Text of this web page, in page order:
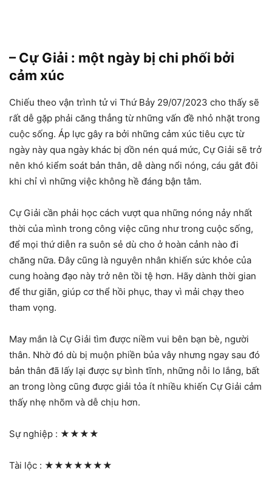
– Cự Giải : một ngày bị chi phối bởi
cảm xúc
Chiếu theo vận trình tử vi Thứ Bảy 29/07/2023 cho thấy sẽ
rất dễ gặp phải căng thẳng từ những vấn đề nhỏ nhặt trong
cuộc sống. Áp lực gây ra bởi những cảm xúc tiêu cực từ
ngày này qua ngày khác bị dồn nén quá mức, Cự Giải sẽ trở
nên khó kiểm soát bản thân, dễ dàng nổi nóng, cáu gắt đôi
khi chỉ vì những việc không hề đáng bận tâm.
Cự Giải cần phải học cách vượt qua những nóng nảy nhất
thời của mình trong công việc cũng như trong cuộc sống,
để mọi thứ diễn ra suôn sẻ dù cho ở hoàn cảnh nào đi
chăng nữa. Đây cũng là nguyên nhân khiến sức khỏe của
cung hoàng đạo này trở nên tồi tệ hơn. Hãy dành thời gian
để thư giãn, giúp cơ thể hồi phục, thay vì mải chạy theo
tham vọng.
May mắn là Cự Giải tìm được niềm vui bên bạn bè, người
thân. Nhờ đó dù bị muộn phiền bủa vây nhưng ngay sau đó
bản thân đã lấy lại được sự bình tĩnh, những nỗi lo lắng, bất
an trong lòng cũng được giải tỏa ít nhiều khiến Cự Giải cảm
thấy nhẹ nhõm và dễ chịu hơn.
Sự nghiệp : ★★★★
Tài lộc : ★★★★★★★